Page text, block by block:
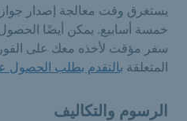
يستغرق وقت معالجة إصدار
خمسة أسابيع. يمكن أيضًا
سفر مؤقت لأخذه معك على
المتعلقة بالتقدم بطلب الحصول
الرسوم والتكاليف